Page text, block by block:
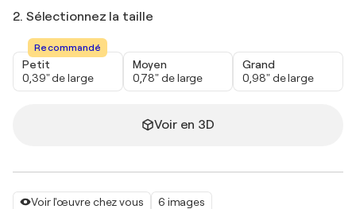
Voir l'œuvre chez vous
6 images
2. Sélectionnez la taille
Recommandé
Petit
0,39" de large
Moyen
0,78" de large
Grand
0,98" de large
Voir en 3D